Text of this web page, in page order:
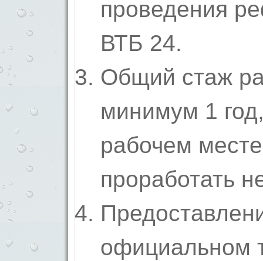
проведения
ВТБ 24.
Общий стаж
минимум 1
рабочем
проработать
официальном